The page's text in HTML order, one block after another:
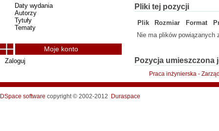
Pliki tej pozycji
Plik Rozmiar Format
Nie ma plików powiązanych
Pozycja
Praca inżynierska -
Daty wydania
Autorzy
Tytuły
Tematy
Moje konto
Zaloguj
DSpace software copyright © 2002-2012 Duraspace